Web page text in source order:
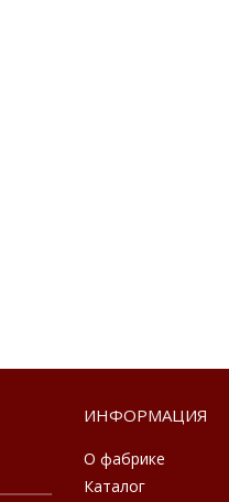
ИНФОРМАЦИЯ
О фабрике
Каталог